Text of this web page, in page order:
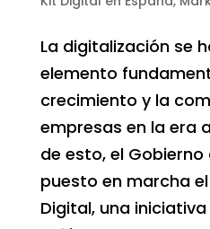
La digitalización se
elemento
crecimiento y la
empresas en la era
de esto, el Gobierno
puesto en marcha
Digital, una